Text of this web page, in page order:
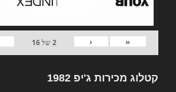
«
‹
2של16
קטלוג מכירות ג'יפ 1982